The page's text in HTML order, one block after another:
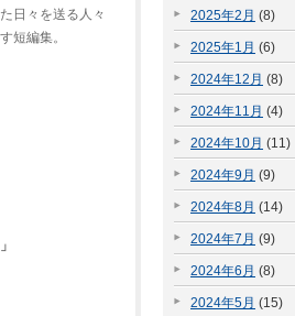
日々を送る人々
短編集。
2025年2月 (8)
2025年1月 (6)
2024年12月 (8)
2024年11月 (4)
2024年10月 (11)
2024年9月 (9)
2024年8月 (14)
2024年7月 (9)
2024年6月 (8)
2024年5月 (15)